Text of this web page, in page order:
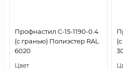
Профнастил С-15-1190-0.4
(с гранью) Полиэстер RAL
6020
Цвет